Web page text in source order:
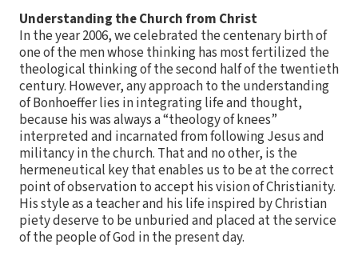
Understanding the Church from Christ
In the year 2006, we celebrated the centenary birth of
one of the men whose thinking has most fertilized the
theological thinking of the second half of the twentieth
century. However, any approach to the understanding
of Bonhoeffer lies in integrating life and thought,
because his was always a “theology of knees”
interpreted and incarnated from following Jesus and
militancy in the church. That and no other, is the
hermeneutical key that enables us to be at the correct
point of observation to accept his vision of Christianity.
His style as a teacher and his life inspired by Christian
piety deserve to be unburied and placed at the service
of the people of God in the present day.